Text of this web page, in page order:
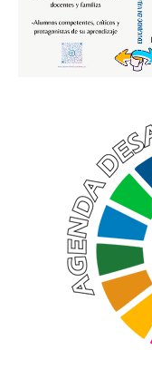
Perfil del alumno
Lema curso 24/25
Propuesta Pedagógica